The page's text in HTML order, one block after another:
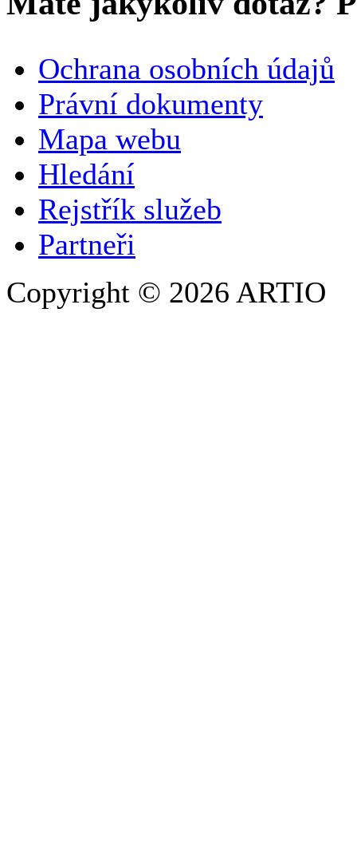
SPOLEČNOST / ORGANIZACE
E-MAILOVÁ ADRESA
TELEFON
Ochrana osobních údajů
Právní dokumenty
Mapa webu
Hledání
Rejstřík služeb
Partneři
Copyright © 2026 ARTIO